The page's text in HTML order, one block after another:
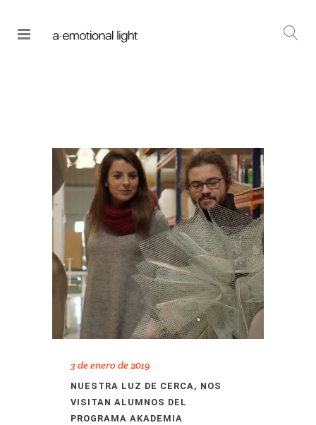
3 de enero de 2019
NUESTRA LUZ DE CERCA, NOS
VISITAN ALUMNOS DEL
PROGRAMA AKADEMIA